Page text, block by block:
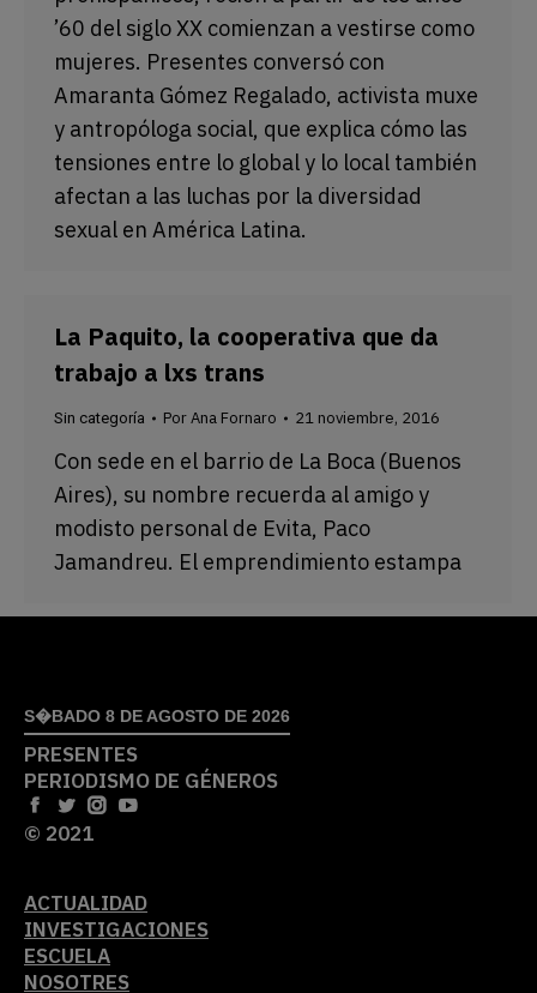
’60 del siglo XX comienzan a vestirse como
mujeres. Presentes conversó con
Amaranta Gómez Regalado, activista muxe
y antropóloga social, que explica cómo las
tensiones entre lo global y lo local también
afectan a las luchas por la diversidad
sexual en América Latina.
La Paquito, la cooperativa que da
trabajo a lxs trans
Sin categoría PorAna Fornaro 21 noviembre, 2016
Con sede en el barrio de La Boca (Buenos
Aires), su nombre recuerda al amigo y
modisto personal de Evita, Paco
Jamandreu. El emprendimiento estampa
S�BADO 8 DE AGOSTO DE 2026
PRESENTES
PERIODISMO DE GÉNEROS
© 2021
ACTUALIDAD
INVESTIGACIONES
ESCUELA
NOSOTRES